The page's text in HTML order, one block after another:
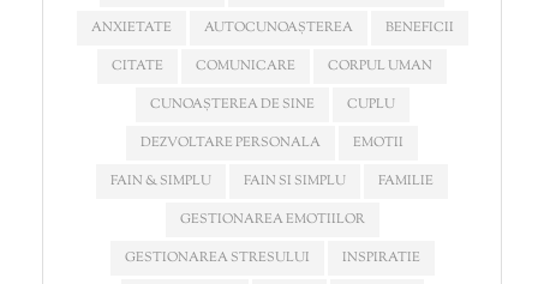
ANXIETATE
AUTOCUNOAȘTEREA
BENEFICII
CITATE
COMUNICARE
CORPUL UMAN
CUNOAȘTEREA DE SINE
CUPLU
DEZVOLTARE PERSONALA
EMOTII
FAIN & SIMPLU
FAIN SI SIMPLU
FAMILIE
GESTIONAREA EMOTIILOR
GESTIONAREA STRESULUI
INSPIRATIE